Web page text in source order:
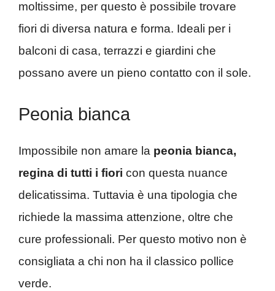
moltissime, per questo è possibile trovare
fiori di diversa natura e forma. Ideali per i
balconi di casa, terrazzi e giardini che
possano avere un pieno contatto con il sole.
Peonia bianca
Impossibile non amare la peonia bianca,
regina di tutti i fiori con questa nuance
delicatissima. Tuttavia è una tipologia che
richiede la massima attenzione, oltre che
cure professionali. Per questo motivo non è
consigliata a chi non ha il classico pollice
verde.